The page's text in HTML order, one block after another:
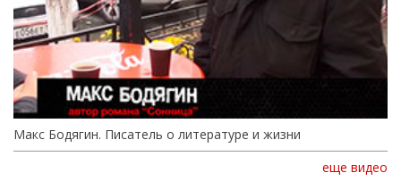
Макс Бодягин. Писатель о литературе и жизни
еще видео